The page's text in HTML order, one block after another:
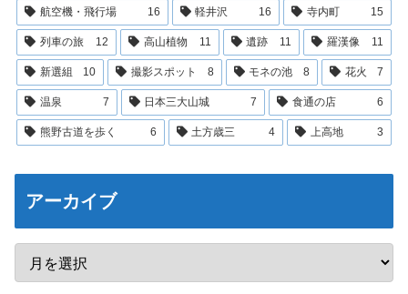
航空機・飛行場 16 軽井沢 16 寺内町 15
列車の旅 12 高山植物 11 遺跡 11 羅漢像 11
新選組 10 撮影スポット 8 モネの池 8 花火 7
温泉 7 日本三大山城 7 食通の店 6
熊野古道を歩く 6 土方歳三 4 上高地 3
アーカイブ